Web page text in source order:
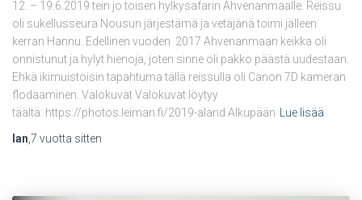
12. – 19.6.2019 tein jo toisen hylkysafarin Ahvenanmaalle. Reissu
oli sukellusseura Nousun järjestämä ja vetäjänä toimi jälleen
kerran Hannu. Edellinen vuoden 2017 Ahvenanmaan keikka oli
onnistunut ja hylyt hienoja, joten sinne oli pakko päästä uudestaan.
Ehkä ikimuistoisin tapahtuma tällä reissulla oli Canon 7D kameran
flodaaminen. Valokuvat Valokuvat löytyy
täältä: https://photos.leiman.fi/2019-aland Alkupään
Lue lisää
Ian 7 vuotta sitten